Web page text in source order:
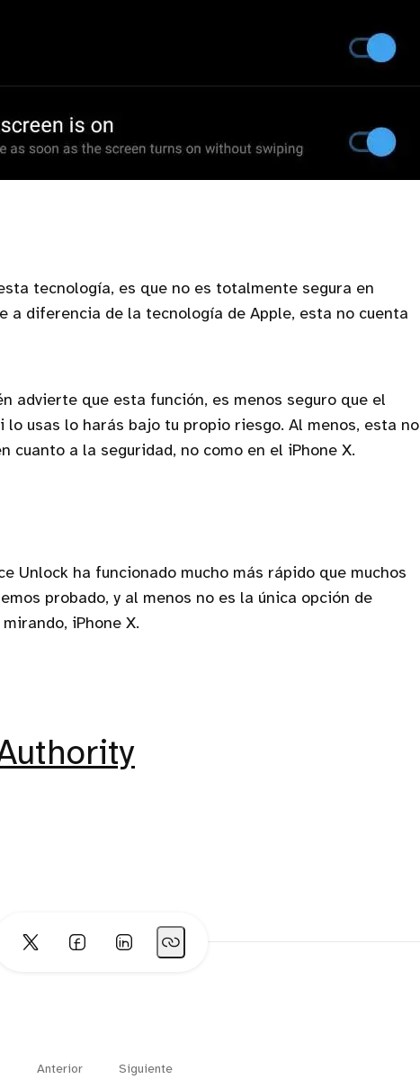
tecnología, es que no es totalmente segura en
a diferencia de la tecnología de Apple, esta no cuenta
advierte que esta función, es menos seguro que el
lo usas lo harás bajo tu propio riesgo. Al menos, esta no
cuanto a la seguridad, no como en el iPhone X.
Unlock ha funcionado mucho más rápido que muchos
probado, y al menos no es la única opción de
iPhone X.
Siguiente
Anterior